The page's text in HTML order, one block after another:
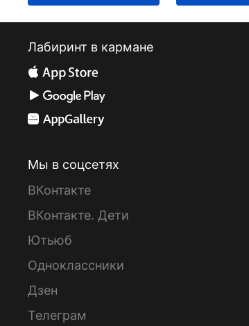
Лабиринт в кармане
Мы в соцсетях
ВКонтакте
ВКонтакте. Дети
Ютьюб
Одноклассники
Дзен
Телеграм